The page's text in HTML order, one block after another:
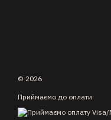
© 2026
Приймаємо до оплати